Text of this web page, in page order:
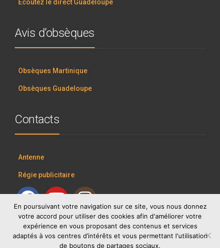
Écoutez le direct Guadeloupe
Avis d’obsèques
Obsèques Martinique
Obsèques Guadeloupe
Contacts
Antenne
Régie publicitaire
En poursuivant votre navigation sur ce site, vous nous donnez
votre accord pour utiliser des cookies afin d'améliorer votre
expérience en vous proposant des contenus et services
adaptés à vos centres d’intérêts et vous permettant l'utilisation
de boutons de partages sociaux.